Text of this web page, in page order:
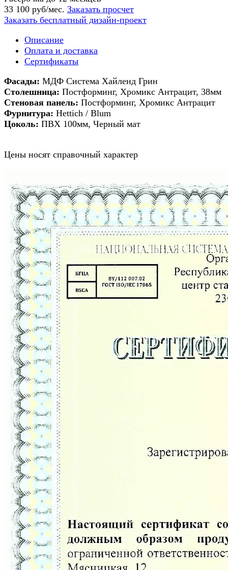
33 100 руб/мес. Заказать просчет
Заказать бесплатный дизайн-проект
Описание
Оплата и доставка
Сертификаты
Фасады: МДФ Система Хайленд Грин
Столешница: Постформинг, Хромикс Антрацит, 38мм
Стеновая панель: Постформинг, Хромикс Антрацит
Фурнитура: Hettich / Blum
Цоколь: ПВХ 100мм, Черный мат
Цены носят справочный характер